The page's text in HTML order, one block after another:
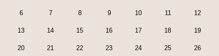
6 7 8 9 10 11 12
13 14 15 16 17 18 19
20 21 22 23 24 25 26